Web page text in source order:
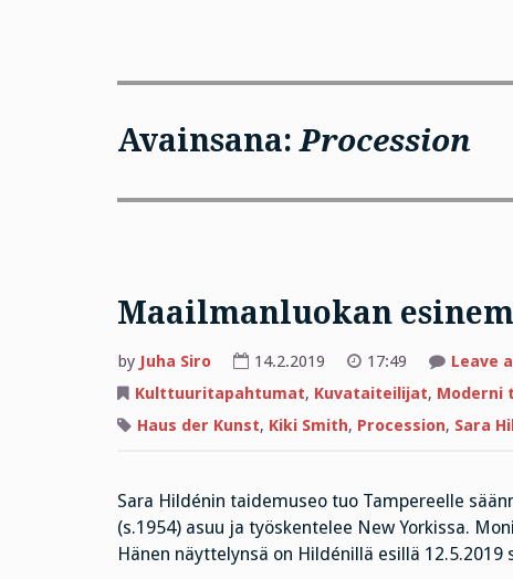
Avainsana:Procession
Maailmanluokan
by Juha Siro 14.2.2019 17:49 Leave
Kulttuuritapahtumat, Kuvataiteilijat, Moderni
Haus der Kunst, Kiki Smith, Procession, Sara
Sara Hildénin taidemuseo tuo Tampereelle
(s.1954) asuu ja työskentelee New Yorkissa.
Hänen näyttelynsä on Hildénillä esillä 12.5.2019